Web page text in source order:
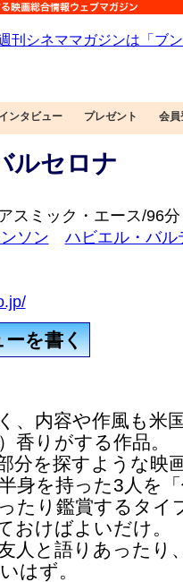
インタビュー プレゼント 会員
ルセロナ
スミック・エース/96分
ソン
ハビエル・バル
ーを書く
、内容や作風も米
香りがする作品。
分を探すような映
身を持った3人を
たり鑑賞するタイ
おけばよいだけ。
人と語りあったり
はず。